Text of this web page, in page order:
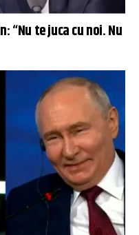
“Nu te juca cu noi. Nu